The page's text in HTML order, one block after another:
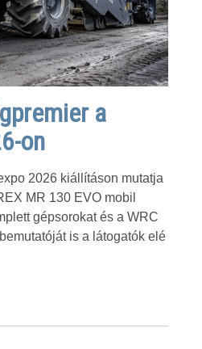
a
on
2026 kiállításon mutatja
MR 130 EVO mobil
gépsorokat és a WRC
is a látogatók elé